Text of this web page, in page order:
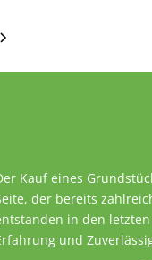
Kauf eines
der bereits
in den
und